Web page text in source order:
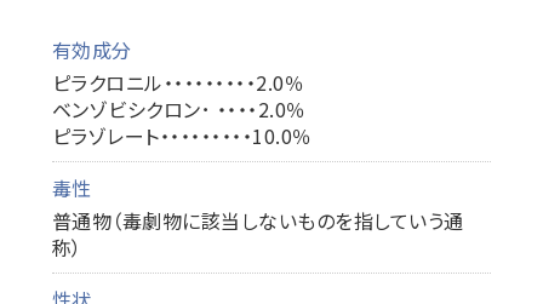
有効成分
ピラクロニル・・・・・・・・・2.0％
ベンゾビシクロン･ ・・・・2.0％
ピラゾレート・・・・・・・・・10.0％
毒性
普通物（毒劇物に該当しないものを指していう通
称）